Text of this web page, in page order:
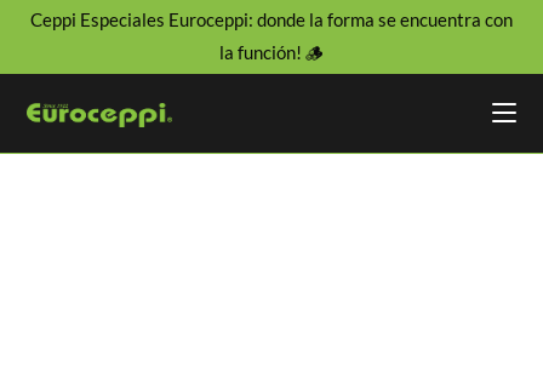
Ceppi Especiales Euroceppi: donde la forma se encuentra con
la función! 🪵